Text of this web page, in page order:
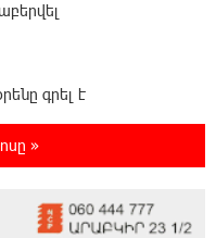
գրել է
կոտրել են
հիմնադրամի
»